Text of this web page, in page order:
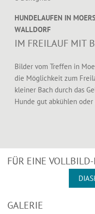
HUNDELAUFEN IN
WALLDORF
IM FREILAUF MIT
Bilder vom Treffen in
die Möglichkeit zum
kleiner Bach durch das
Hunde gut abkühlen
FÜR EINE
GALERIE